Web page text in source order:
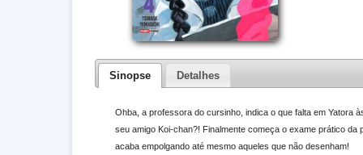
Sinopse Detalhes
Ohba, a professora do cursinho, indica o que falta em Yatora
seu amigo Koi-chan?! Finalmente começa o exame prático
acaba empolgando até mesmo aqueles que não desenham!